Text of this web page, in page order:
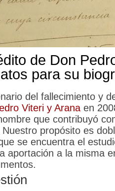
de Don
para su
del fallecimiento y
Viteri y Arana en
que contribuyó
propósito es
se encuentra el
aportación a la misma